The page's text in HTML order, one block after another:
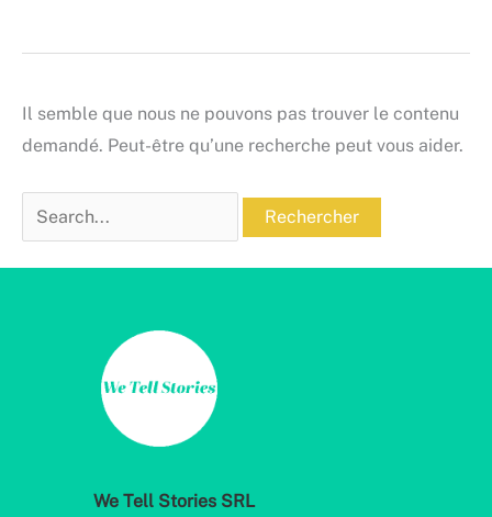
Il semble que nous ne pouvons pas trouver le contenu
demandé. Peut-être qu’une recherche peut vous aider.
Rechercher :
We Tell Stories SRL